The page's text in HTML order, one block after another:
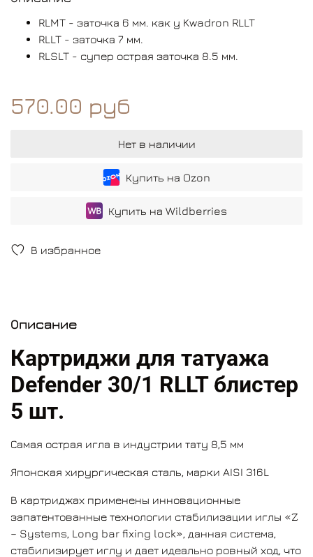
В избранное
RLMT - заточка 6 мм. как у Kwadron RLLT
RLLT - заточка 7 мм.
RLSLT - супер острая заточка 8.5 мм.
570.00 руб
Нет в наличии
Купить на Ozon
Купить на Wildberries
Описание
Картриджи для татуажа
Defender 30/1 RLLT блистер
5 шт.
Самая острая игла в индустрии тату 8,5 мм
Японская хирургическая сталь, марки AISI 316L
В картриджах применены инновационные
запатентованные технологии стабилизации иглы «Z
– Systems, Long bar fixing lock», данная система,
стабилизирует иглу и дает идеально ровный ход, что